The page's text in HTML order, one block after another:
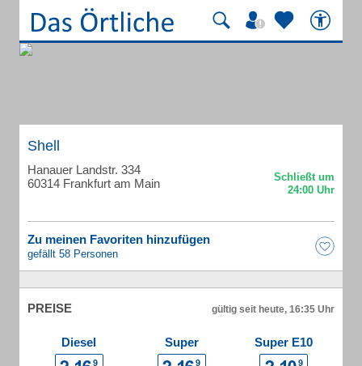
Shell
Hanauer Landstr. 334
60314 Frankfurt am Main
Zu meinen Favoriten hinzufügen
gefällt 58 Personen
PREISE gültig seit heute, 16:35 Uhr
Diesel Super Super E10